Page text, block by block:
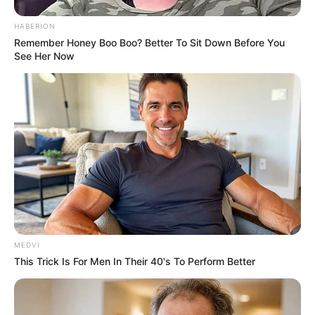
News
ΤΑ ΠΙΟ ΔΗΜΟΦΙΛΗ
HABERION
Remember Honey Boo Boo? Better To Sit Down Before You
See Her Now
MEDVI
This Trick Is For Men In Their 40's To Perform Better